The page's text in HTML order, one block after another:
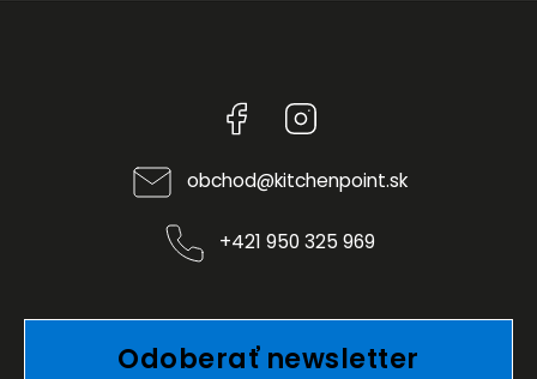
Facebook
obchod@kitchenpoint.sk
+421 950 325 969
Odoberať newsletter